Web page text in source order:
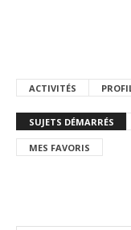
ACTIVITÉS
SUJETS DÉMARRÉS
MES FAVORIS